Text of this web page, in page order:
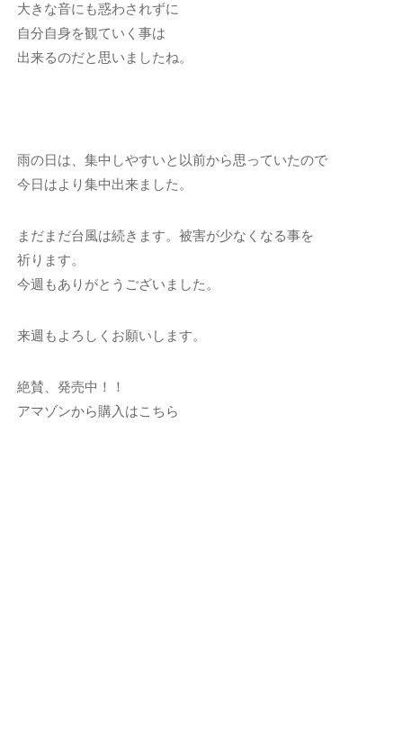
大きな音にも惑わされずに
自分自身を観ていく事は
出来るのだと思いましたね。
雨の日は、集中しやすいと以前から思っていたので
今日はより集中出来ました。
まだまだ台風は続きます。被害が少なくなる事を
祈ります。
今週もありがとうございました。
来週もよろしくお願いします。
絶賛、発売中！！
アマゾンから購入はこちら